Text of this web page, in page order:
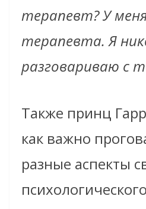
терапевт? У
терапевта. Я
разговариваю с
Также принц
как важно
разные аспекты